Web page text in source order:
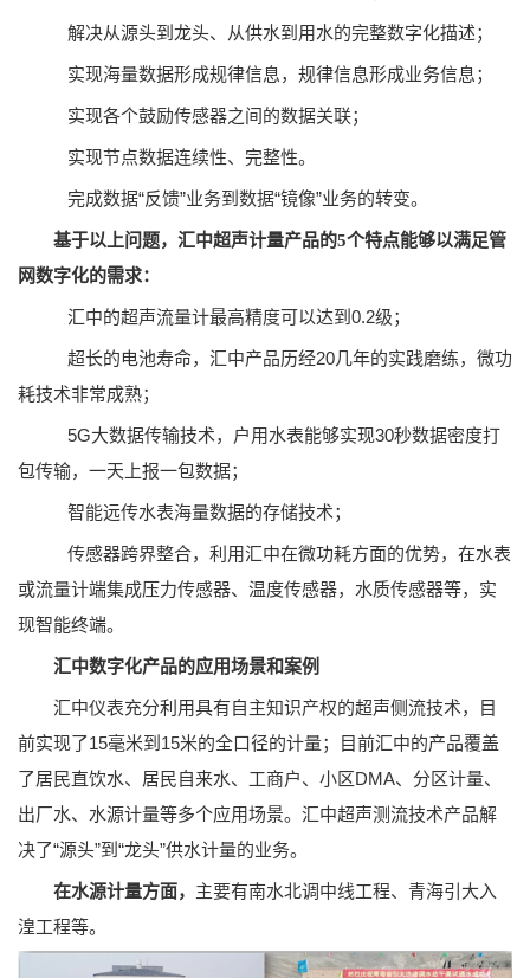
 解决从源头到龙头、从供水到用水的完整数字化描述；
 实现海量数据形成规律信息，规律信息形成业务信息；
 实现各个鼓励传感器之间的数据关联；
 实现节点数据连续性、完整性。
 完成数据“反馈”业务到数据“镜像”业务的转变。
基于以上问题，汇中超声计量产品的5个特点能够以满足管
网数字化的需求：
 汇中的超声流量计最高精度可以达到0.2级；
 超长的电池寿命，汇中产品历经20几年的实践磨练，微功
耗技术非常成熟；
 5G大数据传输技术，户用水表能够实现30秒数据密度打
包传输，一天上报一包数据；
 智能远传水表海量数据的存储技术；
 传感器跨界整合，利用汇中在微功耗方面的优势，在水表
或流量计端集成压力传感器、温度传感器，水质传感器等，实
现智能终端。
汇中数字化产品的应用场景和案例
汇中仪表充分利用具有自主知识产权的超声侧流技术，目
前实现了15毫米到15米的全口径的计量；目前汇中的产品覆盖
了居民直饮水、居民自来水、工商户、小区DMA、分区计量、
出厂水、水源计量等多个应用场景。汇中超声测流技术产品解
决了“源头”到“龙头”供水计量的业务。
在水源计量方面， 主要有南水北调中线工程、青海引大入
湟工程等。